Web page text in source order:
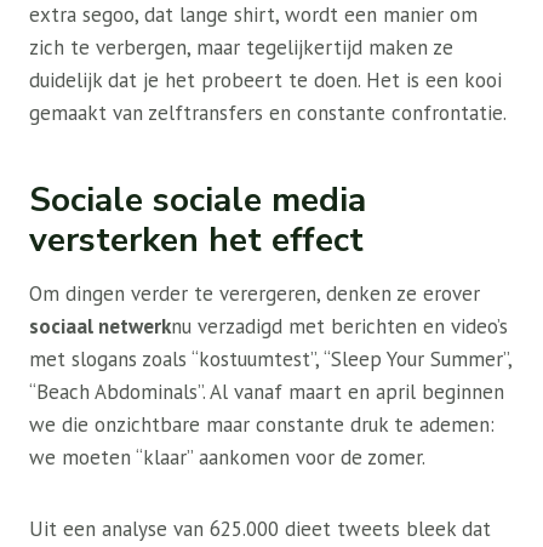
extra segoo, dat lange shirt, wordt een manier om
zich te verbergen, maar tegelijkertijd maken ze
duidelijk dat je het probeert te doen. Het is een kooi
gemaakt van zelftransfers en constante confrontatie.
Sociale sociale media
versterken het effect
Om dingen verder te verergeren, denken ze erover
sociaal netwerknu verzadigd met berichten en video’s
met slogans zoals “kostuumtest”, “Sleep Your Summer”,
“Beach Abdominals”. Al vanaf maart en april beginnen
we die onzichtbare maar constante druk te ademen:
we moeten “klaar” aankomen voor de zomer.
Uit een analyse van 625.000 dieet tweets bleek dat